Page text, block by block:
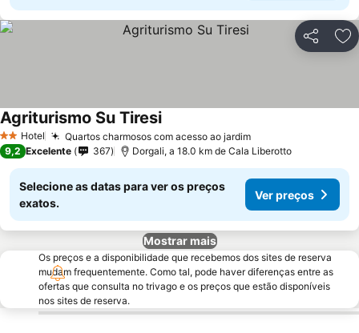
Partilhar
2 Estrelas
Hotel Quartos charmosos com acesso ao jardim
Agriturismo Su Tiresi
9,2 Excelente 367 Dorgali, a 18.0 km de Cala Liberotto
Selecione as datas para ver os preços
exatos.
Ver preços
Mostrar mais
Os preços e a disponibilidade que recebemos dos sites de reserva
mudam frequentemente. Como tal, pode haver diferenças entre as
ofertas que consulta no trivago e os preços que estão disponíveis
nos sites de reserva.